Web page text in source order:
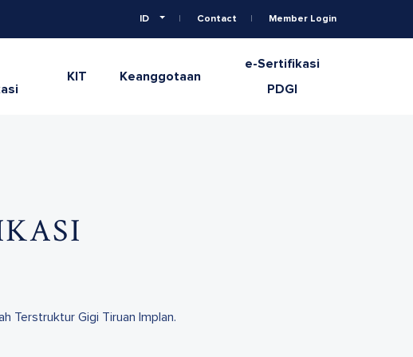
ID Contact Member Login
KIT Keanggotaan
e-Sertifikasi
PDGI
Terstruktur Gigi Tiruan Implan.